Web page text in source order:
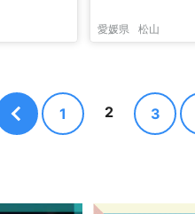
愛媛県 松山
1 2 3